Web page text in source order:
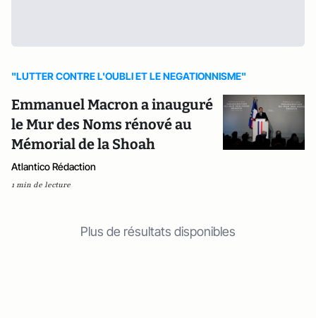
"LUTTER CONTRE L'OUBLI ET LE NEGATIONNISME"
Emmanuel Macron a inauguré
le Mur des Noms rénové au
Mémorial de la Shoah
Atlantico Rédaction
1 min de lecture
Plus de résultats disponibles